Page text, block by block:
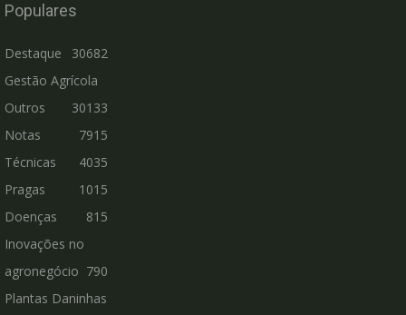
Populares
Destaque
30682
Gestão Agrícola
30133
Outros
7915
Notas
Técnicas
4035
Pragas
1015
Doenças
815
Inovações no
agronegócio 790
Plantas Daninhas